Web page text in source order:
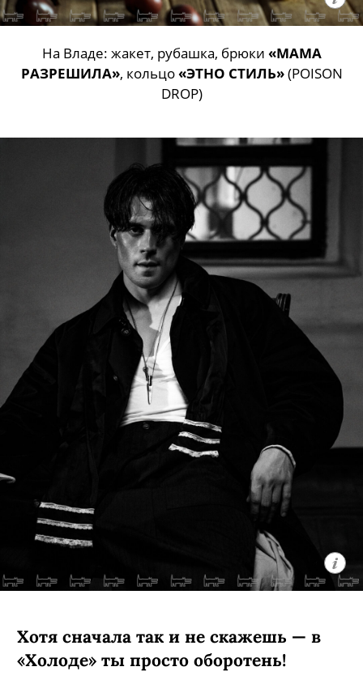
На Владе: жакет, рубашка, брюки «МАМА
РАЗРЕШИЛА», кольцо«ЭТНО СТИЛЬ»(POISON
DROP)
Хотя сначала так и не скажешь — в
«Холоде» ты просто оборотень!